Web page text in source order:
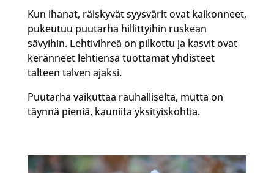
Kun ihanat, räiskyvät syysvärit ovat kaikonneet,
pukeutuu puutarha hillittyihin ruskean
sävyihin. Lehtivihreä on pilkottu ja kasvit ovat
keränneet lehtiensa tuottamat yhdisteet
talteen talven ajaksi.
Puutarha vaikuttaa rauhalliselta, mutta on
täynnä pieniä, kauniita yksityiskohtia.